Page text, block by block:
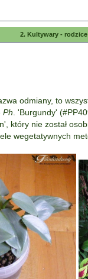
2. Kultywary -
odmiany, to
Ph . 'Burgundy'
który nie został
wegetatywnych